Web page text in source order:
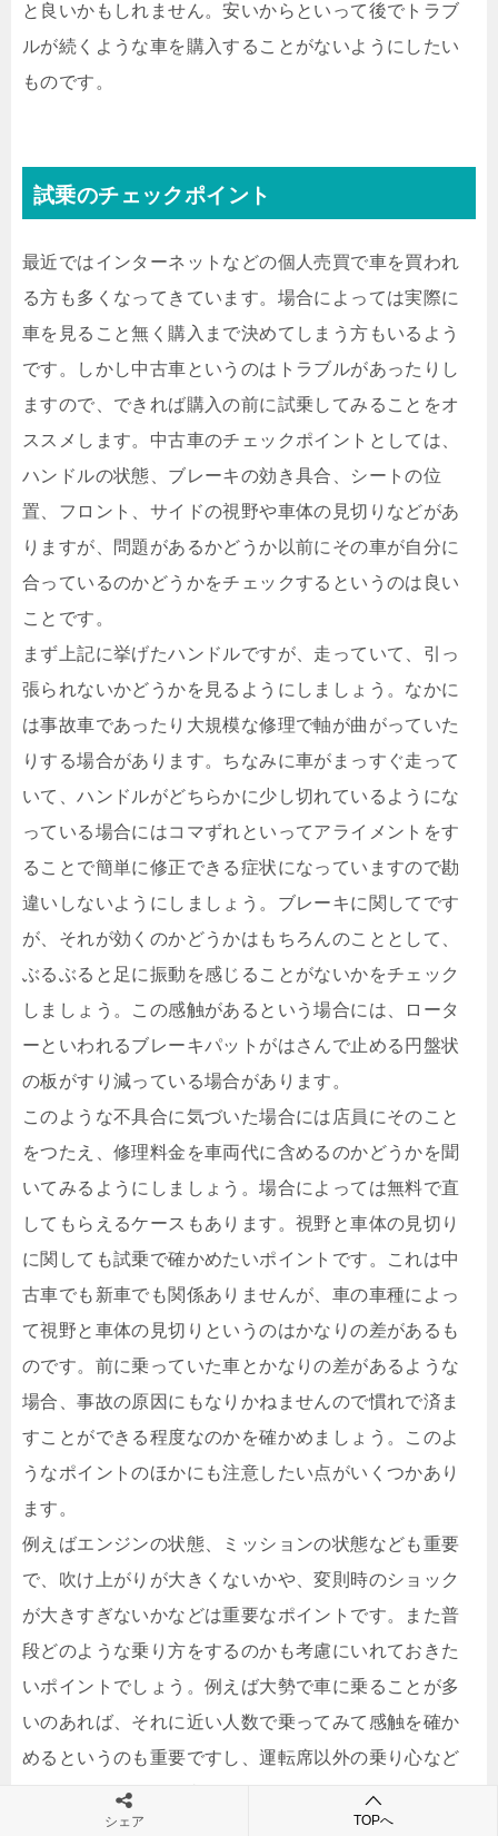
と良いかもしれません。安いからといって後でトラブ
ルが続くような車を購入することがないようにしたい
ものです。
試乗のチェックポイント
最近ではインターネットなどの個人売買で車を買われ
る方も多くなってきています。場合によっては実際に
車を見ること無く購入まで決めてしまう方もいるよう
です。しかし中古車というのはトラブルがあったりし
ますので、できれば購入の前に試乗してみることをオ
ススメします。中古車のチェックポイントとしては、
ハンドルの状態、ブレーキの効き具合、シートの位
置、フロント、サイドの視野や車体の見切りなどがあ
りますが、問題があるかどうか以前にその車が自分に
合っているのかどうかをチェックするというのは良い
ことです。
まず上記に挙げたハンドルですが、走っていて、引っ
張られないかどうかを見るようにしましょう。なかに
は事故車であったり大規模な修理で軸が曲がっていた
りする場合があります。ちなみに車がまっすぐ走って
いて、ハンドルがどちらかに少し切れているようにな
っている場合にはコマずれといってアライメントをす
ることで簡単に修正できる症状になっていますので勘
違いしないようにしましょう。ブレーキに関してです
が、それが効くのかどうかはもちろんのこととして、
ぶるぶると足に振動を感じることがないかをチェック
しましょう。この感触があるという場合には、ロータ
ーといわれるブレーキパットがはさんで止める円盤状
の板がすり減っている場合があります。
このような不具合に気づいた場合には店員にそのこと
をつたえ、修理料金を車両代に含めるのかどうかを聞
いてみるようにしましょう。場合によっては無料で直
してもらえるケースもあります。視野と車体の見切り
に関しても試乗で確かめたいポイントです。これは中
古車でも新車でも関係ありませんが、車の車種によっ
て視野と車体の見切りというのはかなりの差があるも
のです。前に乗っていた車とかなりの差があるような
場合、事故の原因にもなりかねませんので慣れで済ま
すことができる程度なのかを確かめましょう。このよ
うなポイントのほかにも注意したい点がいくつかあり
ます。
例えばエンジンの状態、ミッションの状態なども重要
で、吹け上がりが大きくないかや、変則時のショック
が大きすぎないかなどは重要なポイントです。また普
段どのような乗り方をするのかも考慮にいれておきた
いポイントでしょう。例えば大勢で車に乗ることが多
いのあれば、それに近い人数で乗ってみて感触を確か
めるというのも重要ですし、運転席以外の乗り心など
もチェックしてみる必要があります。
シェア TOPへ